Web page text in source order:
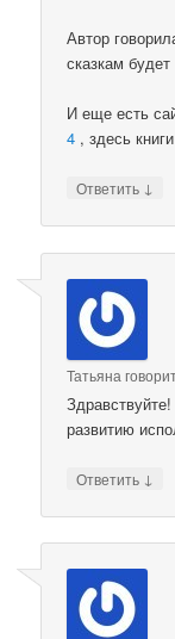
Автор
сказкам
И еще есть
4 , здесь
Ответить ↓
Татьяна
развитию
Ответить ↓